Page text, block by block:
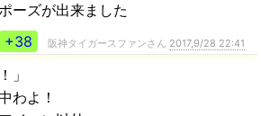
ーズが出来ました
+38
阪神タイガースファンさん 2017,9/28 22:41
」
わよ！